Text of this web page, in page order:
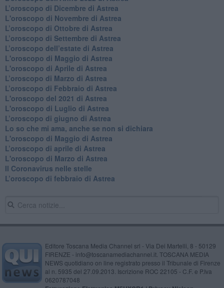
​L’oroscopo di Dicembre di Astrea
L'oroscopo di Novembre di Astrea
​L’oroscopo di Ottobre di Astrea
​L’oroscopo di Settembre di Astrea
L’oroscopo dell’estate di Astrea
L'oroscopo di Maggio di Astrea
L'oroscopo di Aprile di Astrea
​L’oroscopo di Marzo di Astrea
​L’oroscopo di Febbraio di Astrea
L'oroscopo del 2021 di Astrea
L'oroscopo di Luglio di Astrea
​L’oroscopo di giugno di Astrea
​Lo so che mi ama, anche se non si dichiara
L'oroscopo di Maggio di Astrea
​L’oroscopo di aprile di Astrea
L'oroscopo di Marzo di Astrea
Il Coronavirus nelle stelle
​L’oroscopo di febbraio di Astrea
Editore Toscana Media Channel srl - Via Dei Martelli, 8 - 50129
FIRENZE - info@toscanamediachannel.it. TOSCANA MEDIA
NEWS quotidiano on line registrato presso il Tribunale di Firenze
al n. 5935 del 27.09.2013. Iscrizione ROC 22105 - C.F. e P.Iva
0620787048